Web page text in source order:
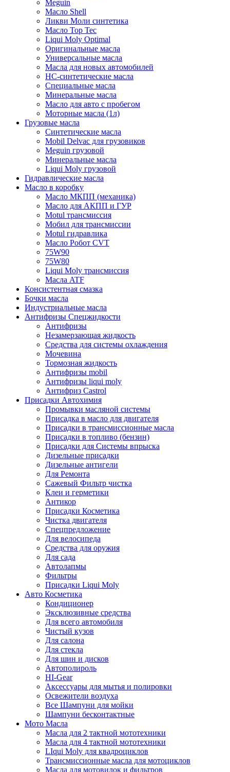
Meguin
Масло Shell
Ликви Моли синтетика
Масло Top Tec
Liqui Moly Optimal
Оригинальные масла
Универсальные масла
Масла для новых автомобилей
HC-синтетические масла
Специальные масла
Минеральные масла
Масло для авто с пробегом
Моторные масла (1л)
Грузовые масла
Синтетические масла
Mobil Delvac для грузовиков
Meguin грузовой
Минеральные масла
Liqui Moly грузовой
Гидравлические масла
Масло в коробку
Масло МКПП (механика)
Масло для АКПП и ГУР
Motul трансмиссия
Мобил для трансмиссии
Motul гидравлика
Масло Робот CVT
75W90
75W80
Liqui Moly трансмиссия
Масла ATF
Консистентная смазка
Бочки масла
Индустриальные масла
Антифризы Спецжидкости
Антифризы
Незамерзающая жидкость
Средства для системы охлаждения
Мочевина
Тормозная жидкость
Антифризы mobil
Антифризы liqui moly
Антифриз Castrol
Присадки Автохимия
Промывки масляной системы
Присадка в масло для двигателя
Присадки в трансмиссионные масла
Присадки в топливо (бензин)
Присадки для Системы впрыска
Дизельные присадки
Дизельные антигели
Для Ремонта
Сажевый Фильтр чистка
Клеи и герметики
Антикор
Присадки Косметика
Чистка двигателя
Спецпредложение
Для велосипеда
Средства для оружия
Для сада
Автолапмы
Фильтры
Присадки Liqui Moly
Авто Косметика
Кондиционер
Эксклюзивные средства
Для всего автомобиля
Чистый кузов
Для салона
Для стекла
Для шин и дисков
Автополироль
HI-Gear
Аксессуары для мытья и полировки
Освежители воздуха
Все Шампуни для мойки
Шампуни бесконтактные
Мото Масла
Масла для 2 тактной мототехники
Масла для 4 тактной мототехники
LIqui Moly для квадроциклов
Трансмиссионные масла для мотоциклов
Масла для мотовилок и фильтров